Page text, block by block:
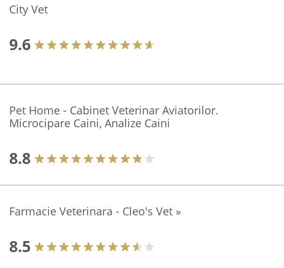
City Vet
9.6
Pet Home - Cabinet Veterinar Aviatorilor.
Microcipare Caini, Analize Caini
8.8
Farmacie Veterinara - Cleo's Vet » ️
8.5